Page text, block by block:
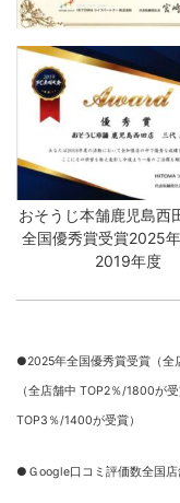
おそうじ本舗鹿児島
全国優秀賞受賞2025
2019年度
●2025年全国優秀賞受賞（全
（全店舗中 TOP2％/1800が
TOP3％/1400が受賞）
●Ｇoogle口コミ評価数全国店